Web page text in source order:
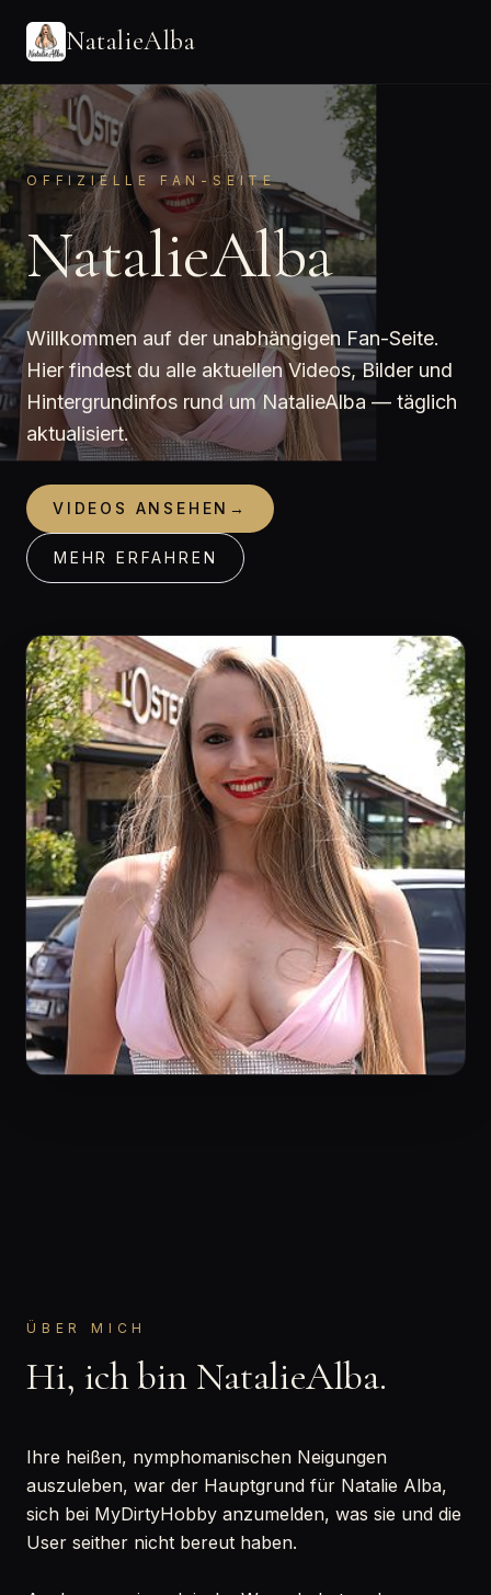
NatalieAlba
OFFIZIELLE FAN-SEITE
NatalieAlba
Willkommen auf der unabhängigen Fan-Seite.
Hier findest du alle aktuellen Videos, Bilder und
Hintergrundinfos rund um NatalieAlba — täglich
aktualisiert.
VIDEOS ANSEHEN →
MEHR ERFAHREN
ÜBER MICH
Hi, ich bin NatalieAlba.
Ihre heißen, nymphomanischen Neigungen
auszuleben, war der Hauptgrund für Natalie Alba,
sich bei MyDirtyHobby anzumelden, was sie und die
User seither nicht bereut haben.